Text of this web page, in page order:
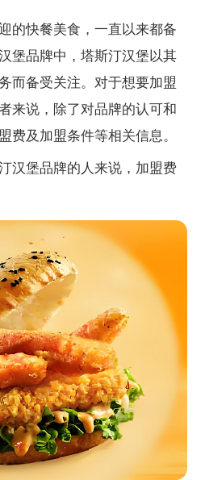
快餐美食，一直以来都备
堡品牌中，塔斯汀汉堡以其
而备受关注。对于想要加盟
来说，除了对品牌的认可和
费及加盟条件等相关信息。
堡品牌的人来说，加盟费